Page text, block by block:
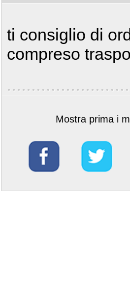
ti consiglio di
compreso
Mostra prima i